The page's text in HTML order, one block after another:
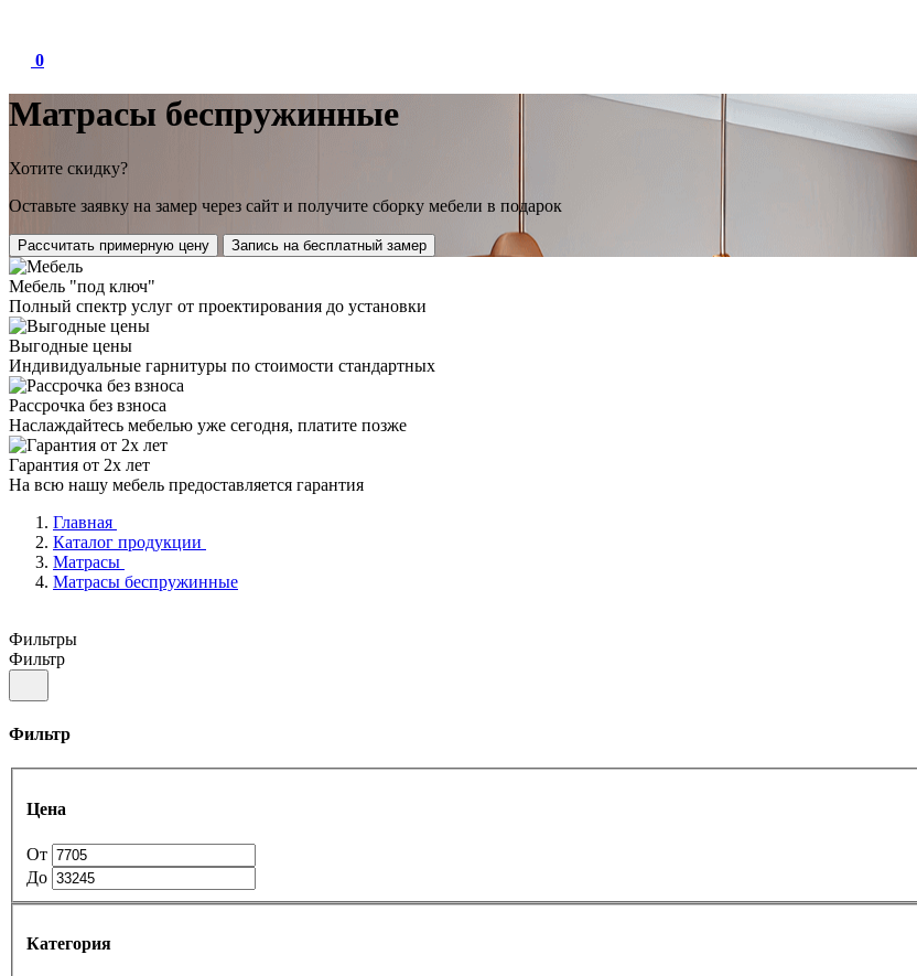
0
Матрасы беспружинные
Хотите скидку?
Оставьте заявку на замер через сайт и получите сборку мебели в подарок
Рассчитать примерную цену Запись на бесплатный замер
Мебель "под ключ"
Полный спектр услуг от проектирования до установки
Выгодные цены
Индивидуальные гарнитуры по стоимости стандартных
Рассрочка без взноса
Наслаждайтесь мебелью уже сегодня, платите позже
Гарантия от 2х лет
На всю нашу мебель предоставляется гарантия
Главная
Каталог продукции
Матрасы
Матрасы беспружинные
Фильтры
Фильтр
Фильтр
Цена
От
До
Категория